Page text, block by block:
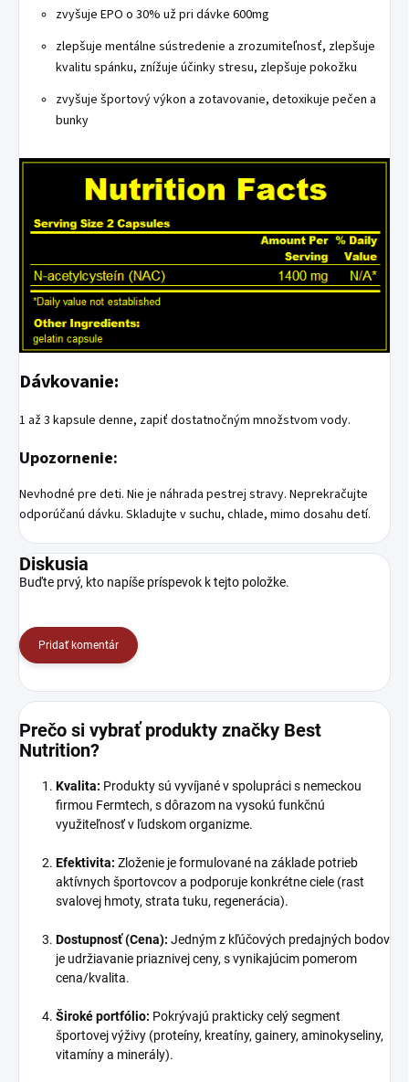
zvyšuje EPO o 30% už pri dávke 600mg
zlepšuje mentálne sústredenie a zrozumiteľnosť, zlepšuje
kvalitu spánku, znížuje účinky stresu, zlepšuje pokožku
zvyšuje športový výkon a zotavovanie, detoxikuje pečen a
bunky
Dávkovanie:
1 až 3 kapsule denne, zapiť dostatnočným množstvom vody.
Upozornenie:
Nevhodné pre deti. Nie je náhrada pestrej stravy. Neprekračujte
odporúčanú dávku. Skladujte v suchu, chlade, mimo dosahu detí.
Diskusia
Buďte prvý, kto napíše príspevok k tejto položke.
Pridať komentár
Prečo si vybrať produkty značky Best
Nutrition?
Kvalita: Produkty sú vyvíjané v spolupráci s nemeckou
firmou Fermtech, s dôrazom na vysokú funkčnú
využiteľnosť v ľudskom organizme.
Efektivita: Zloženie je formulované na základe potrieb
aktívnych športovcov a podporuje konkrétne ciele (rast
svalovej hmoty, strata tuku, regenerácia).
Dostupnosť (Cena): Jedným z kľúčových predajných bodov
je udržiavanie priaznivej ceny, s vynikajúcim pomerom
cena/kvalita.
Široké portfólio: Pokrývajú prakticky celý segment
športovej výživy (proteíny, kreatíny, gainery, aminokyseliny,
vitamíny a minerály).